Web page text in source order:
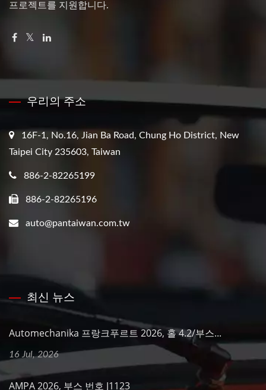
프로젝트를 지원합니다.
우리의 주소
16F-1, No.16, Jian Ba Road, Chung Ho District, New
Taipei City 235603, Taiwan
886-2-82265199
886-2-82265196
auto@pantaiwan.com.tw
최신 뉴스
Automechanika 프랑크푸르트 2026, 홀 4.2/부스...
16 Jul, 2026
AMPA 2026, 부스 번호 J1123